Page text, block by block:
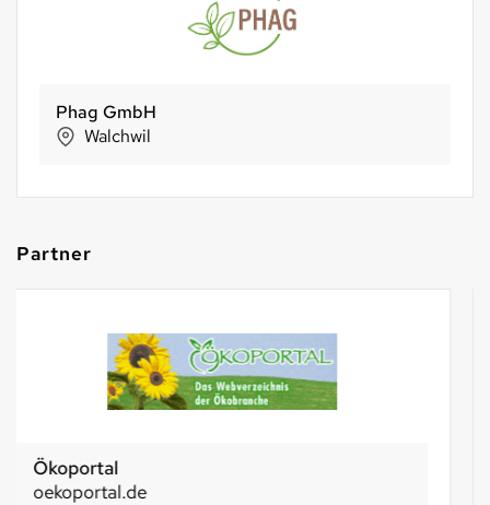
Phag GmbH
Walchwil
Partner
Basel 2030
basel2030.ch